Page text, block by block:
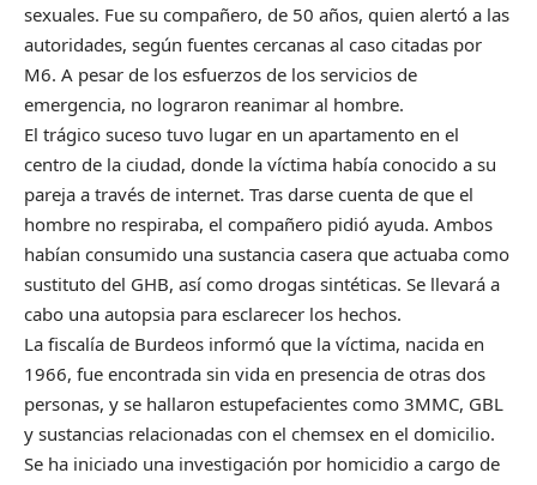
sexuales. Fue su compañero, de 50 años, quien alertó a las
autoridades, según fuentes cercanas al caso citadas por
M6. A pesar de los esfuerzos de los servicios de
emergencia, no lograron reanimar al hombre.
El trágico suceso tuvo lugar en un apartamento en el
centro de la ciudad, donde la víctima había conocido a su
pareja a través de internet. Tras darse cuenta de que el
hombre no respiraba, el compañero pidió ayuda. Ambos
habían consumido una sustancia casera que actuaba como
sustituto del GHB, así como drogas sintéticas. Se llevará a
cabo una autopsia para esclarecer los hechos.
La fiscalía de Burdeos informó que la víctima, nacida en
1966, fue encontrada sin vida en presencia de otras dos
personas, y se hallaron estupefacientes como 3MMC, GBL
y sustancias relacionadas con el chemsex en el domicilio.
Se ha iniciado una investigación por homicidio a cargo de